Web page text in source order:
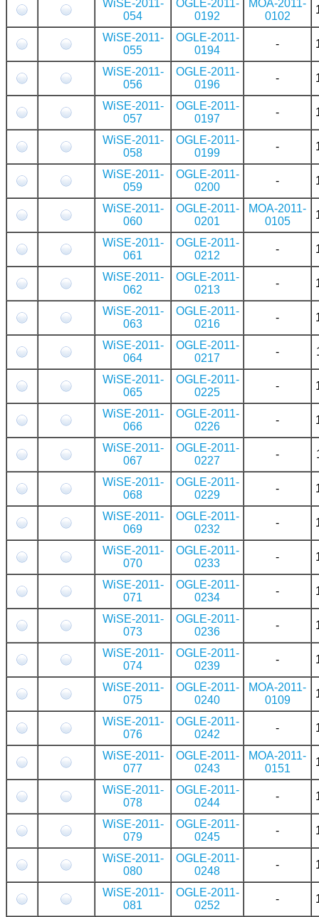
WiSE-2011-
054
OGLE-2011-
0192
MOA-2011-
0102
WiSE-2011-
055
OGLE-2011-
0194
-
WiSE-2011-
056
OGLE-2011-
0196
-
WiSE-2011-
057
OGLE-2011-
0197
-
WiSE-2011-
058
OGLE-2011-
0199
-
WiSE-2011-
059
OGLE-2011-
0200
-
WiSE-2011-
060
OGLE-2011-
0201
MOA-2011-
0105
WiSE-2011-
061
OGLE-2011-
0212
-
WiSE-2011-
062
OGLE-2011-
0213
-
WiSE-2011-
063
OGLE-2011-
0216
-
WiSE-2011-
064
OGLE-2011-
0217
-
WiSE-2011-
065
OGLE-2011-
0225
-
WiSE-2011-
066
OGLE-2011-
0226
-
WiSE-2011-
067
OGLE-2011-
0227
-
WiSE-2011-
068
OGLE-2011-
0229
-
WiSE-2011-
069
OGLE-2011-
0232
-
WiSE-2011-
070
OGLE-2011-
0233
-
WiSE-2011-
071
OGLE-2011-
0234
-
WiSE-2011-
073
OGLE-2011-
0236
-
WiSE-2011-
074
OGLE-2011-
0239
-
WiSE-2011-
075
OGLE-2011-
0240
MOA-2011-
0109
WiSE-2011-
076
OGLE-2011-
0242
-
WiSE-2011-
077
OGLE-2011-
0243
MOA-2011-
0151
WiSE-2011-
078
OGLE-2011-
0244
-
WiSE-2011-
079
OGLE-2011-
0245
-
WiSE-2011-
080
OGLE-2011-
0248
-
WiSE-2011-
081
OGLE-2011-
0252
-